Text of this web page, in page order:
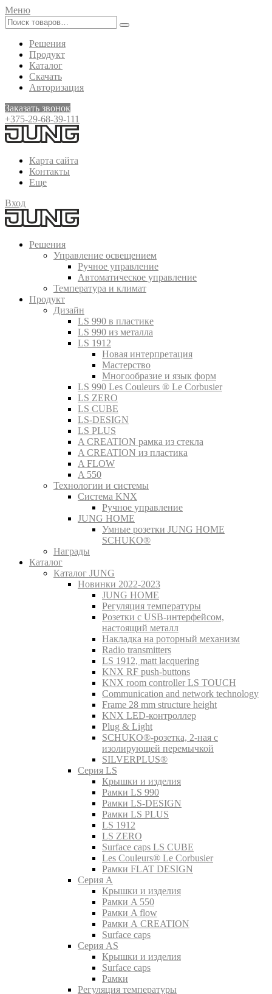
Меню
Решения
Продукт
Каталог
Скачать
Авторизация
Заказать звонок
+375-29-68-39-111
Карта сайта
Контакты
Еще
Вход
Решения
Управление освещением
Ручное управление
Автоматическое управление
Температура и климат
Продукт
Дизайн
LS 990 в пластике
LS 990 из металла
LS 1912
Новая интерпретация
Мастерство
Многообразие и язык форм
LS 990 Les Couleurs ® Le Corbusier
LS ZERO
LS CUBE
LS-DESIGN
LS PLUS
A CREATION рамка из стекла
A CREATION из пластика
A FLOW
A 550
Технологии и системы
Система KNX
Ручное управление
JUNG HOME
Умные розетки JUNG HOME
SCHUKO®
Награды
Каталог
Каталог JUNG
Новинки 2022-2023
JUNG HOME
Регуляция температуры
Розетки с USB-интерфейсом,
настоящий металл
Накладка на роторный механизм
Radio transmitters
LS 1912, matt lacquering
KNX RF push-buttons
KNX room controller LS TOUCH
Communication and network technology
Frame 28 mm structure height
KNX LED-контроллер
Plug & Light
SCHUKO®-розетка, 2-ная с
изолирующей перемычкой
SILVERPLUS®
Серия LS
Крышки и изделия
Рамки LS 990
Рамки LS-DESIGN
Рамки LS PLUS
LS 1912
LS ZERO
Surface caps LS CUBE
Les Couleurs® Le Corbusier
Рамки FLAT DESIGN
Серия A
Крышки и изделия
Рамки A 550
Рамки A flow
Рамки A CREATION
Surface caps
Серия AS
Крышки и изделия
Surface caps
Рамки
Регуляция температуры